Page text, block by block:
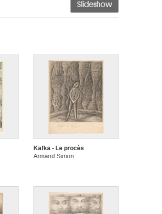
Slideshow
Kafka - Le procès
Armand Simon